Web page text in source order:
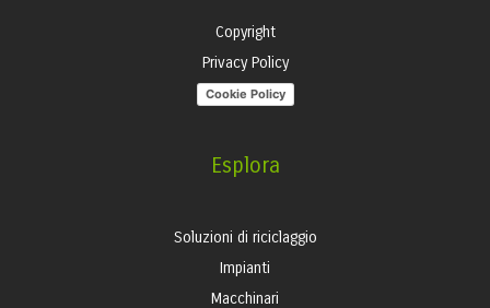
Copyright
Privacy Policy
Cookie Policy
Esplora
Soluzioni di riciclaggio
Impianti
Macchinari